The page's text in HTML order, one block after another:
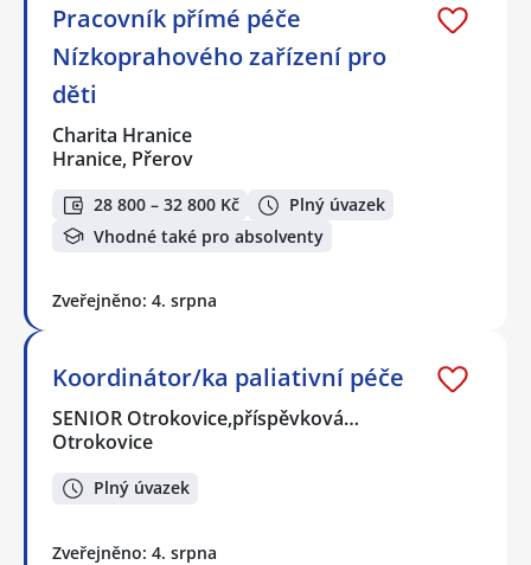
Pracovník přímé péče
Nízkoprahového zařízení pro
děti
Charita Hranice
Hranice, Přerov
28 800 – 32 800 Kč
Plný úvazek
Vhodné také pro absolventy
Zveřejněno: 4. srpna
Koordinátor/ka paliativní péče
SENIOR Otrokovice,příspěvková…
Otrokovice
Plný úvazek
Zveřejněno: 4. srpna